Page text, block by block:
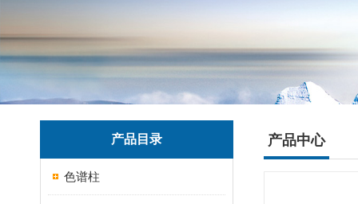
产品目录
色谱柱
产品中心